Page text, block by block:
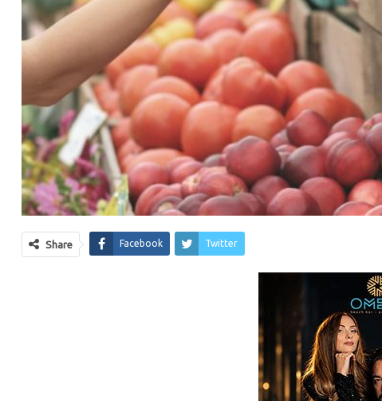
Share Facebook Twitter